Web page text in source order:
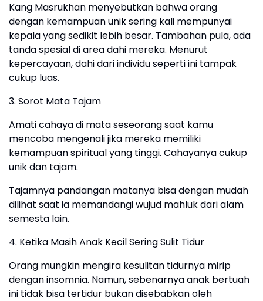
Kang Masrukhan menyebutkan bahwa orang
dengan kemampuan unik sering kali mempunyai
kepala yang sedikit lebih besar. Tambahan pula, ada
tanda spesial di area dahi mereka. Menurut
kepercayaan, dahi dari individu seperti ini tampak
cukup luas.
3. Sorot Mata Tajam
Amati cahaya di mata seseorang saat kamu
mencoba mengenali jika mereka memiliki
kemampuan spiritual yang tinggi. Cahayanya cukup
unik dan tajam.
Tajamnya pandangan matanya bisa dengan mudah
dilihat saat ia memandangi wujud mahluk dari alam
semesta lain.
4. Ketika Masih Anak Kecil Sering Sulit Tidur
Orang mungkin mengira kesulitan tidurnya mirip
dengan insomnia. Namun, sebenarnya anak bertuah
ini tidak bisa tertidur bukan disebabkan oleh